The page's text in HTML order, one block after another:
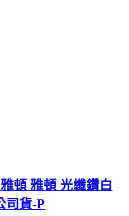
頓 雅頓 光纖鑽白
司貨-P